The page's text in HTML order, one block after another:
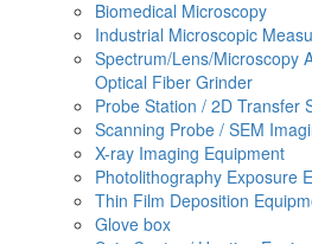
Biomedical Microscopy
Industrial Microscopic
Spectrum/Lens/Microscopy
Optical Fiber Grinder
Probe Station / 2D Transfer
Scanning Probe / SEM
X-ray Imaging Equipment
Photolithography Exposure
Thin Film Deposition
Glove box